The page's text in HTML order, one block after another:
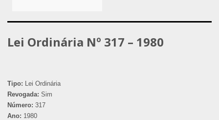
Lei Ordinária Nº 317 – 1980
Tipo: Lei Ordinária
Revogada: Sim
Número: 317
Ano: 1980